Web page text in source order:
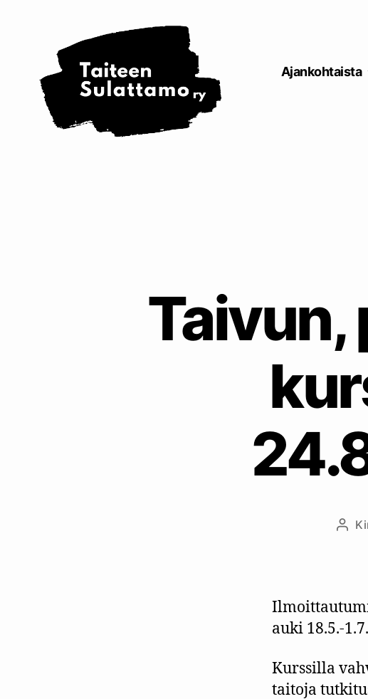
Ajankohtaista
Taivun,
auki 18.5.-
Kurssilla
taitoja